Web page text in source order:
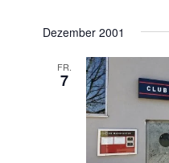
Dezember 2001
FR.
7